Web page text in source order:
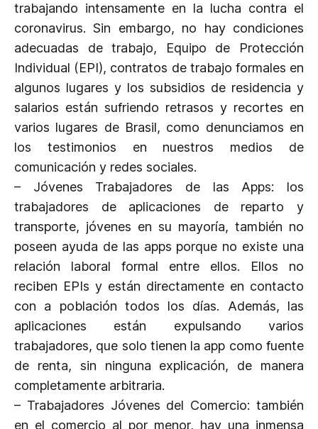
trabajando intensamente en la lucha contra el
coronavirus. Sin embargo, no hay condiciones
adecuadas de trabajo, Equipo de Protección
Individual (EPI), contratos de trabajo formales en
algunos lugares y los subsidios de residencia y
salarios están sufriendo retrasos y recortes en
varios lugares de Brasil, como denunciamos en
los testimonios en nuestros medios de
comunicación y redes sociales.
– Jóvenes Trabajadores de las Apps: los
trabajadores de aplicaciones de reparto y
transporte, jóvenes en su mayoría, también no
poseen ayuda de las apps porque no existe una
relación laboral formal entre ellos. Ellos no
reciben EPIs y están directamente en contacto
con a población todos los días. Además, las
aplicaciones están expulsando varios
trabajadores, que solo tienen la app como fuente
de renta, sin ninguna explicación, de manera
completamente arbitraria.
– Trabajadores Jóvenes del Comercio: también
en el comercio al por menor, hay una inmensa